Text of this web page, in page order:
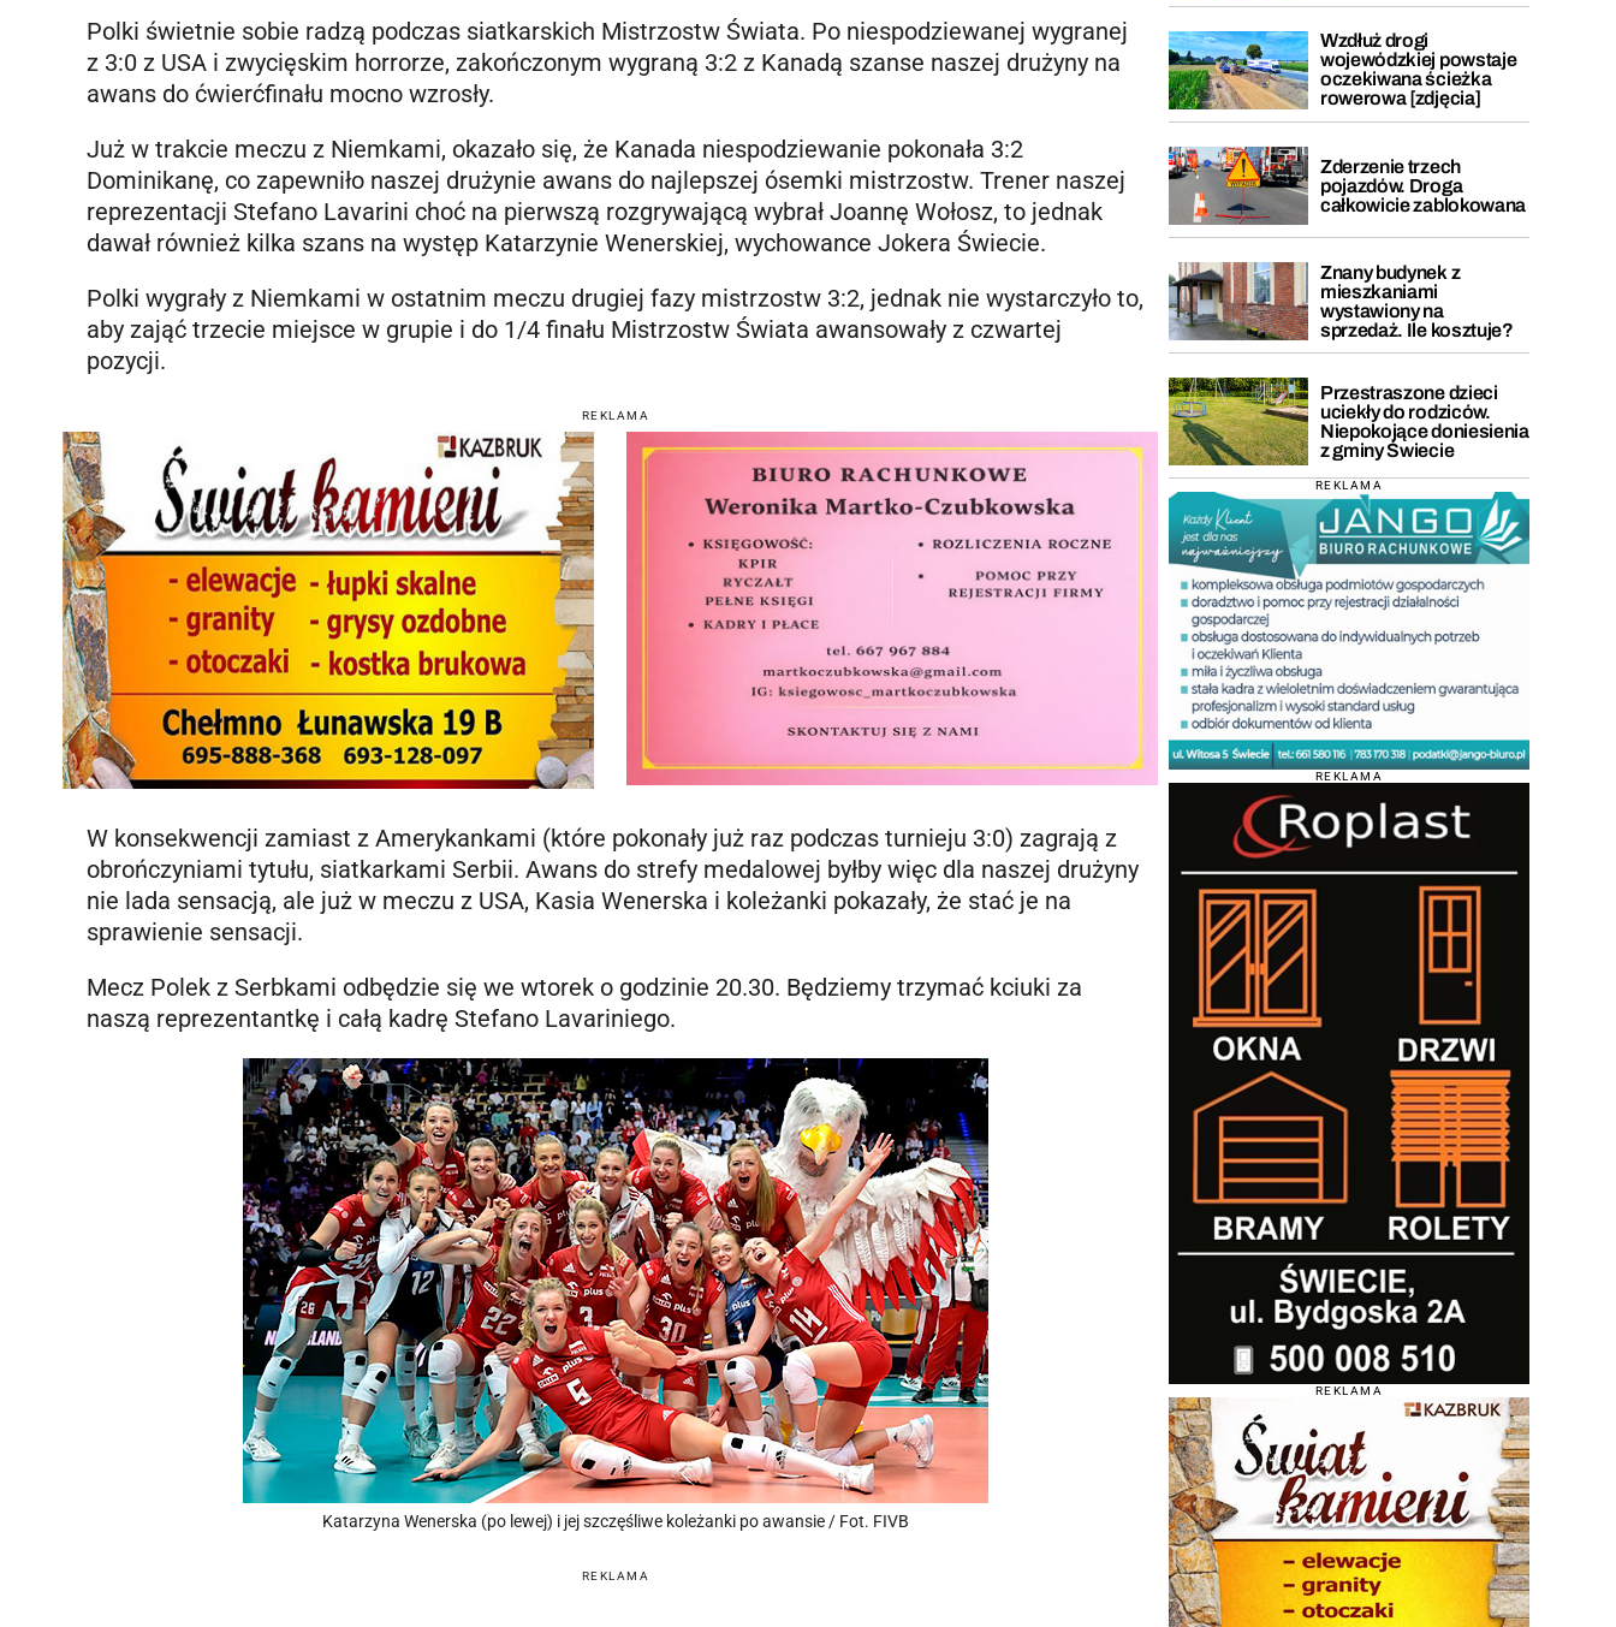
Polki świetnie sobie radzą podczas siatkarskich Mistrzostw Świata. Po niespodziewanej wygranej
z 3:0 z USA i zwycięskim horrorze, zakończonym wygraną 3:2 z Kanadą szanse naszej drużyny na
awans do ćwierćfinału mocno wzrosły.
Już w trakcie meczu z Niemkami, okazało się, że Kanada niespodziewanie pokonała 3:2
Dominikanę, co zapewniło naszej drużynie awans do najlepszej ósemki mistrzostw. Trener naszej
reprezentacji Stefano Lavarini choć na pierwszą rozgrywającą wybrał Joannę Wołosz, to jednak
dawał również kilka szans na występ Katarzynie Wenerskiej, wychowance Jokera Świecie.
Polki wygrały z Niemkami w ostatnim meczu drugiej fazy mistrzostw 3:2, jednak nie wystarczyło to,
aby zająć trzecie miejsce w grupie i do 1/4 finału Mistrzostw Świata awansowały z czwartej
pozycji.
REKLAMA
W konsekwencji zamiast z Amerykankami (które pokonały już raz podczas turnieju 3:0) zagrają z
obrończyniami tytułu, siatkarkami Serbii. Awans do strefy medalowej byłby więc dla naszej drużyny
nie lada sensacją, ale już w meczu z USA, Kasia Wenerska i koleżanki pokazały, że stać je na
sprawienie sensacji.
Mecz Polek z Serbkami odbędzie się we wtorek o godzinie 20.30. Będziemy trzymać kciuki za
naszą reprezentantkę i całą kadrę Stefano Lavariniego.
Katarzyna Wenerska (po lewej) i jej szczęśliwe koleżanki po awansie / Fot. FIVB
REKLAMA
Wzdłuż drogi
wojewódzkiej powstaje
oczekiwana ścieżka
rowerowa [zdjęcia]
Zderzenie trzech
pojazdów. Droga
całkowicie zablokowana
Znany budynek z
mieszkaniami
wystawiony na
sprzedaż. Ile kosztuje?
Przestraszone dzieci
uciekły do rodziców.
Niepokojące doniesienia
z gminy Świecie
REKLAMA
REKLAMA
REKLAMA